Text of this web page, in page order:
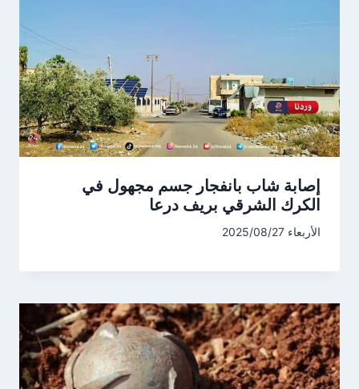
إصابة شاب بانفجار جسم مجهول في
الكرك الشرقي بريف درعا
الأربعاء 2025/08/27